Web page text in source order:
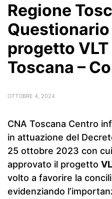
Regione
progetto
Toscana –
OTTOBRE 4, 2024
CNA Toscana Centro
in attuazione del
25 ottobre 2023 con
approvato il progetto
volto a favorire la
evidenziando